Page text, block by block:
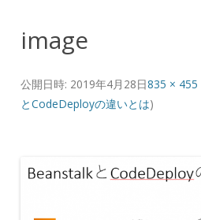
image
公開日時: 2019年4月28日835 × 455
とCodeDeployの違いとは)